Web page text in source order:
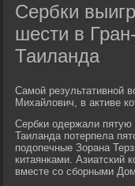
Сербки
шести в
Таиланда
Самой результативной
Михайлович, в активе
Сербки одержали пятую
Таиланда потерпела
подопечные Зорана
китаянками. Азиатский
вместе со сборными